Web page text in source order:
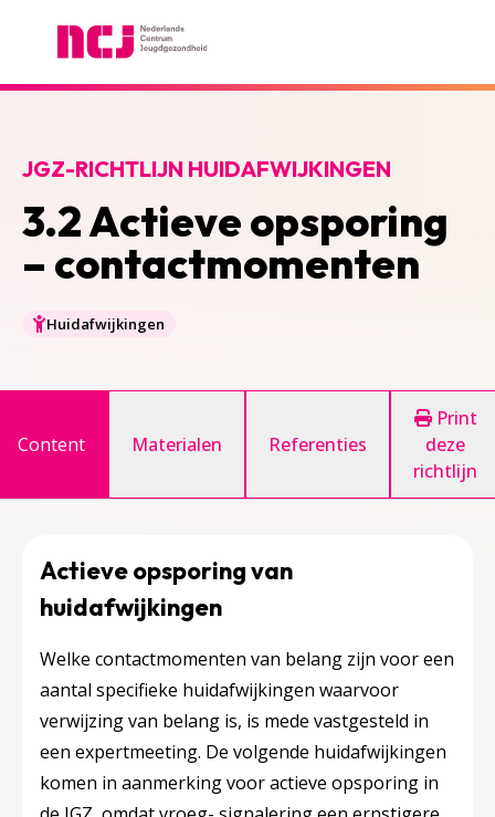
3.2 Actieve opsporing
– contactmomenten
JGZ-RICHTLIJN HUIDAFWIJKINGEN
Huidafwijkingen
Content Materialen Referenties
Print
deze
richtlijn
Actieve opsporing van
huidafwijkingen
Welke contactmomenten van belang zijn voor een
aantal specifieke huidafwijkingen waarvoor
verwijzing van belang is, is mede vastgesteld in
een expertmeeting. De volgende huidafwijkingen
komen in aanmerking voor actieve opsporing in